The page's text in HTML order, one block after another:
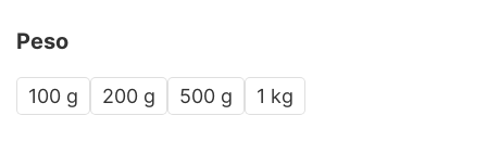
Peso
100 g 200 g 500 g 1 kg